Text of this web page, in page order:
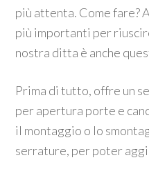
più attenta. Come fare?
più importanti per
nostra ditta è anche
Prima di tutto, offre un
per apertura porte e
il montaggio o lo
serrature, per poter